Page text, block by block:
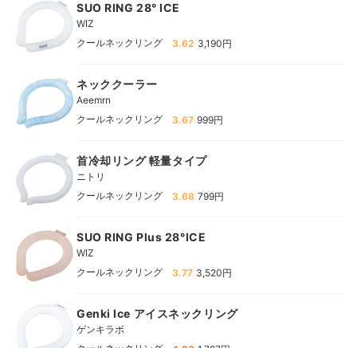
SUO RING 28° ICE
WIZ
クールネックリング
3.62 3,190円
ネッククーラー
Aeemrn
クールネックリング
3.67 999円
首冷却リング 軽量タイプ
ニトリ
クールネックリング
3.68 799円
SUO RING Plus 28°ICE
WIZ
クールネックリング
3.77 3,520円
Genki Ice アイスネックリング
ゲンキラボ